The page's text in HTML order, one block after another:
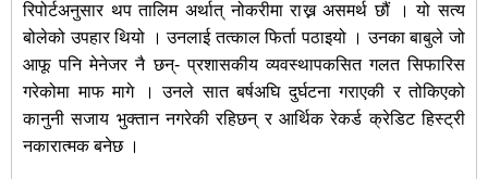
रिपोर्टअनुसार थप तालिम अर्थात् नोकरीमा राख्न असमर्थ छौं । यो सत्य
बोलेको उपहार थियो । उनलाई तत्काल फिर्ता पठाइयो । उनका बाबुले जो
आफू पनि मेनेजर नै छन्- प्रशासकीय व्यवस्थापकसित गलत सिफारिस
गरेकोमा माफ मागे । उनले सात बर्षअघि दुर्घटना गराएकी र तोकिएको
कानुनी सजाय भुक्तान नगरेकी रहिछन् र आर्थिक रेकर्ड क्रेडिट हिस्ट्री
नकारात्मक बनेछ ।